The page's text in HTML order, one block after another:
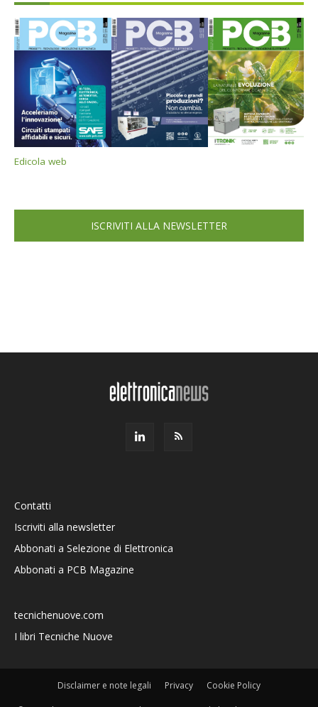
Edicola web
ISCRIVITI ALLA NEWSLETTER
Contatti
Iscriviti alla newsletter
Abbonati a Selezione di Elettronica
Abbonati a PCB Magazine
tecnichenuove.com
I libri Tecniche Nuove
Disclaimer e note legali Privacy Cookie Policy